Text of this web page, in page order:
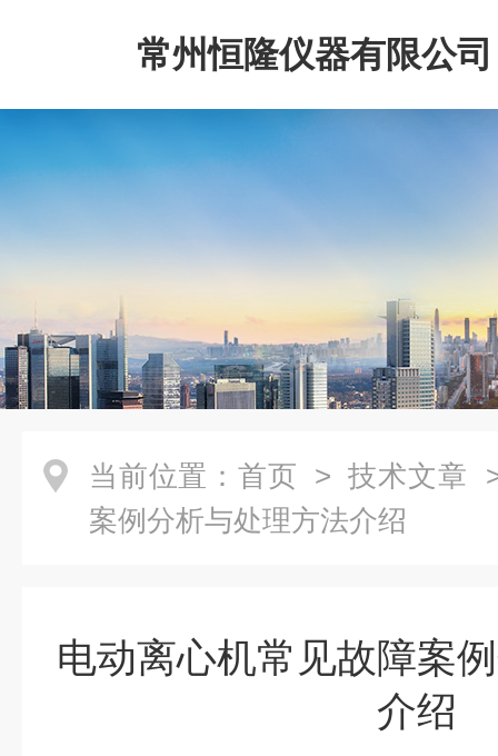
常州恒隆仪器有限公司
当前位置： 首页 > 技术文章
案例分析与处理方法介绍
电动离心机常见故障案
介绍